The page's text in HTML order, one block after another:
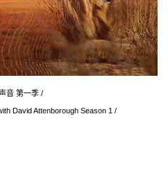
音 第一季 /
David Attenborough Season 1 /